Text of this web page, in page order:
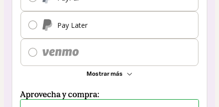
Pay Later
Mostrar más
Aprovecha y compra: